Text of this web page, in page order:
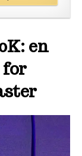
en
for